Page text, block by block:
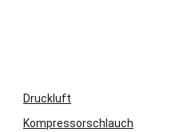
Druckluft
Kompressorschlauch